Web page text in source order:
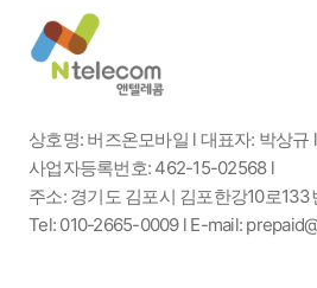
상호명: 버즈온모바일 l 대표자: 박상규 l
사업자등록번호: 462-15-02568 l
주소: 경기도 김포시 김포한강10로133
Tel: 010-2665-0009 l E-mail: